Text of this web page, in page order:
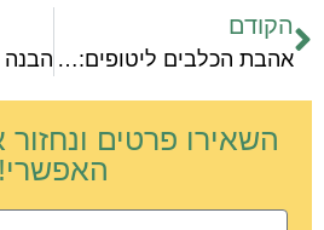
הקודם
אהבת הכלבים ליטופים: הבנה מעמיקה
השאירו פרטים
האפשרי!